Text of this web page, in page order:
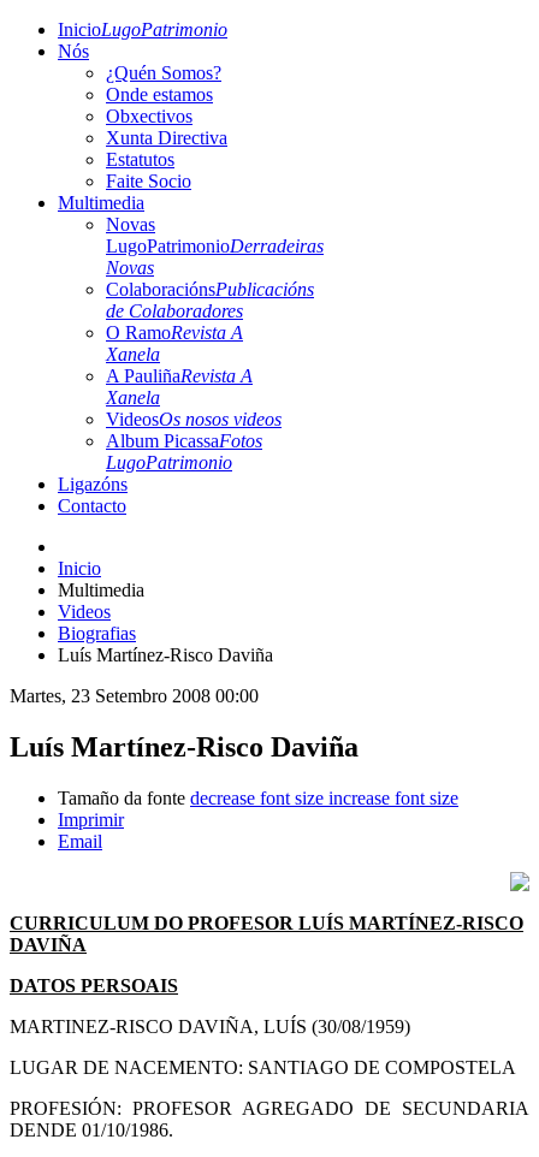
InicioLugoPatrimonio
Nós
¿Quén Somos?
Onde estamos
Obxectivos
Xunta Directiva
Estatutos
Faite Socio
Multimedia
Novas
LugoPatrimonioDerradeiras
Novas
ColaboraciónsPublicacións
de Colaboradores
O RamoRevista A
Xanela
A PauliñaRevista A
Xanela
VideosOs nosos videos
Album PicassaFotos
LugoPatrimonio
Ligazóns
Contacto
Inicio
Multimedia
Videos
Biografias
Luís Martínez-Risco Daviña
Martes, 23 Setembro 2008 00:00
Luís Martínez-Risco Daviña
Tamaño da fonte decrease font size increase font size
Imprimir
Email
CURRICULUM DO PROFESOR LUÍS MARTÍNEZ-RISCO
DAVIÑA
DATOS PERSOAIS
MARTINEZ-RISCO DAVIÑA, LUÍS (30/08/1959)
LUGAR DE NACEMENTO: SANTIAGO DE COMPOSTELA
PROFESIÓN: PROFESOR AGREGADO DE SECUNDARIA
DENDE 01/10/1986.